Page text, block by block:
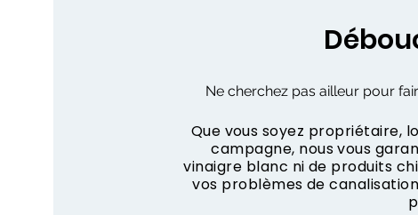
Ne cherchez pas ailleur pour
Que vous soyez propriétaire,
campagne, nous vous
vinaigre blanc ni de produits
vos problèmes de